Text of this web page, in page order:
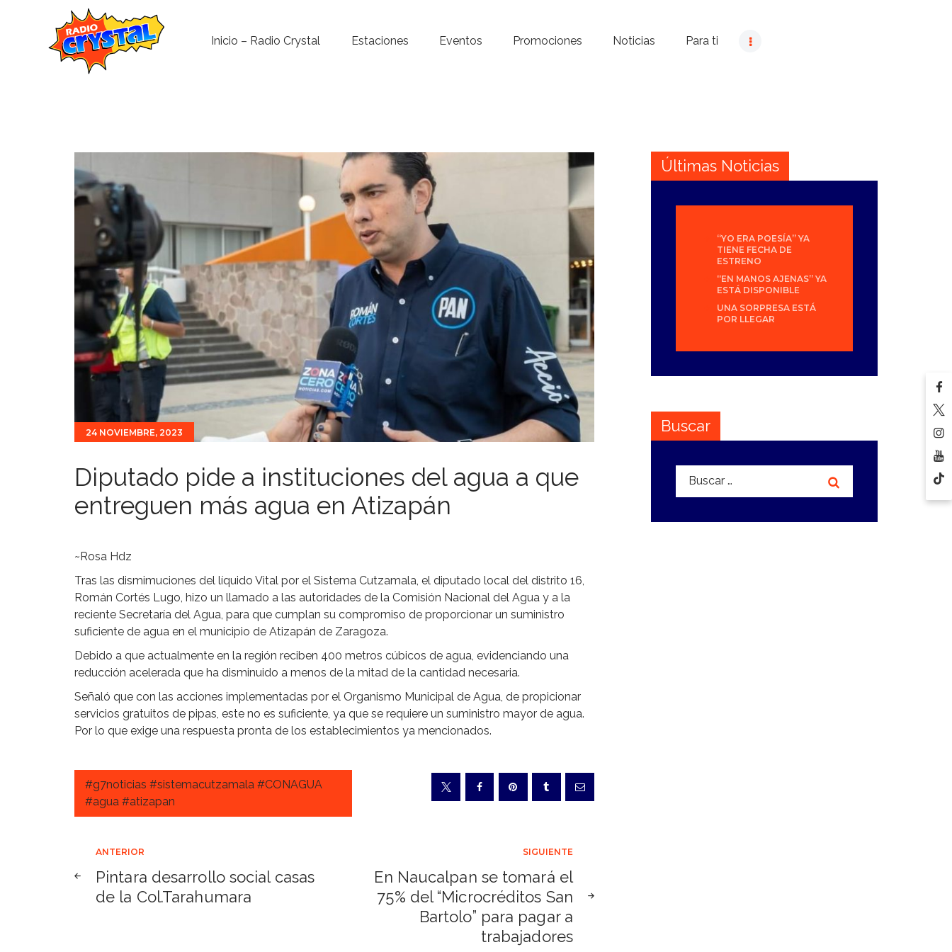
Inicio – Radio Crystal Estaciones Eventos Promociones Noticias Para ti
Noticias
Para ti
Contacto
24 NOVIEMBRE, 2023
Diputado pide a instituciones del agua a que
entreguen más agua en Atizapán
~Rosa Hdz
Tras las dismimuciones del líquido Vital por el Sistema Cutzamala, el diputado local del distrito 16,
Román Cortés Lugo, hizo un llamado a las autoridades de la Comisión Nacional del Agua y a la
reciente Secretaría del Agua, para que cumplan su compromiso de proporcionar un suministro
suficiente de agua en el municipio de Atizapán de Zaragoza.
Debido a que actualmente en la región reciben 400 metros cúbicos de agua, evidenciando una
reducción acelerada que ha disminuido a menos de la mitad de la cantidad necesaria.
Señaló que con las acciones implementadas por el Organismo Municipal de Agua, de propicionar
servicios gratuitos de pipas, este no es suficiente, ya que se requiere un suministro mayor de agua.
Por lo que exige una respuesta pronta de los establecimientos ya mencionados.
#g7noticias #sistemacutzamala #CONAGUA
#agua #atizapan
Navegación
de
ANTERIOR
Pintara desarrollo social casas
de la Col.Tarahumara
SIGUIENTE
En Naucalpan se tomará el
75% del “Microcréditos San
Bartolo” para pagar a
trabajadores
Últimas Noticias
“YO ERA POESÍA” YA
TIENE FECHA DE
ESTRENO
“EN MANOS AJENAS” YA
ESTÁ DISPONIBLE
UNA SORPRESA ESTÁ
POR LLEGAR
Buscar
Buscar: